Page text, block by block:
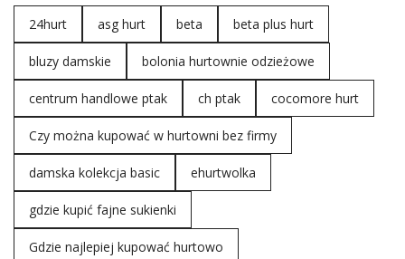
24hurt asg hurt beta beta plus hurt
bluzy damskie bolonia hurtownie odzieżowe
centrum handlowe ptak ch ptak cocomore hurt
Czy można kupować w hurtowni bez firmy
damska kolekcja basic ehurtwolka
gdzie kupić fajne sukienki
Gdzie najlepiej kupować hurtowo